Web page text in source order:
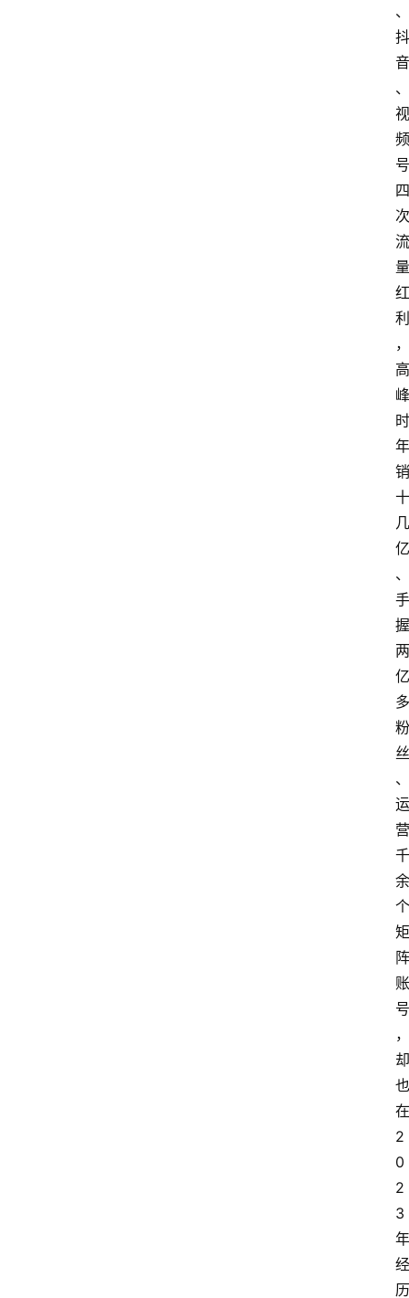
、
抖
音
、
视
频
号
四
次
流
量
红
利
，
高
峰
时
年
销
十
几
亿
、
手
握
两
亿
多
粉
丝
、
运
营
千
余
个
矩
阵
账
号
，
却
也
在
2
0
2
3
年
经
历